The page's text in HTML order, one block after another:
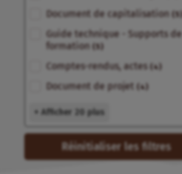
Document de capitalisation
Guide technique - Supports de
formation
Comptes-rendus, actes (4)
Document de projet (4)
+ Afficher 20 plus
Réinitialiser les filtres